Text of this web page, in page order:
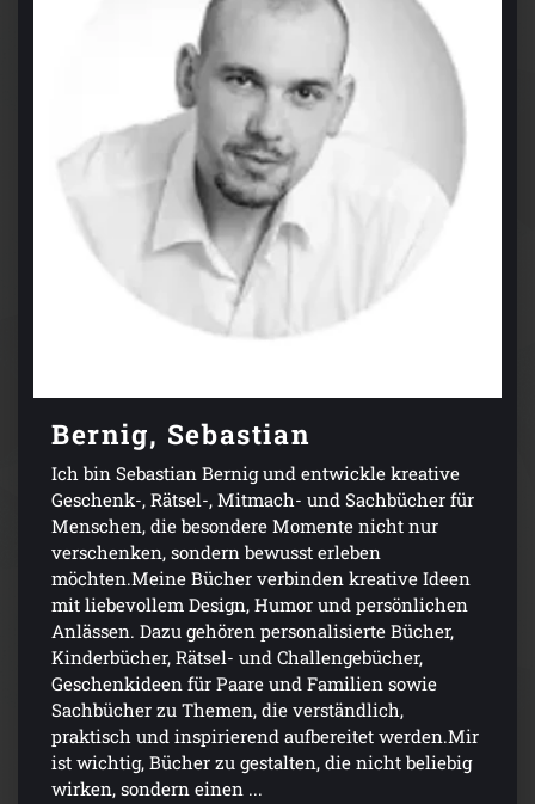
Bernig, Sebastian
Ich bin Sebastian Bernig und entwickle kreative
Geschenk-, Rätsel-, Mitmach- und Sachbücher für
Menschen, die besondere Momente nicht nur
verschenken, sondern bewusst erleben
möchten.Meine Bücher verbinden kreative Ideen
mit liebevollem Design, Humor und persönlichen
Anlässen. Dazu gehören personalisierte Bücher,
Kinderbücher, Rätsel- und Challengebücher,
Geschenkideen für Paare und Familien sowie
Sachbücher zu Themen, die verständlich,
praktisch und inspirierend aufbereitet werden.Mir
ist wichtig, Bücher zu gestalten, die nicht beliebig
wirken, sondern einen ...